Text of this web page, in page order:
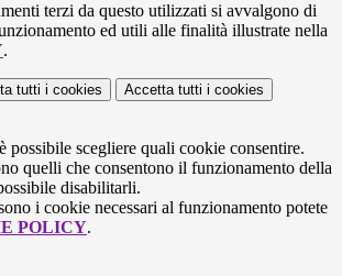
terzi da questo utilizzati si avvalgono di
ed utili alle finalità illustrate nella
.
tutti i cookies Accetta tutti i cookies
possibile scegliere quali cookie consentire.
quelli che consentono il funzionamento della
disabilitarli.
i cookie necessari al funzionamento potete
POLICY.